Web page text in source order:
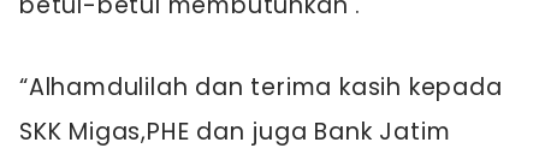
“Alhamdulilah dan terima kasih kepada
SKK Migas,PHE dan juga Bank Jatim